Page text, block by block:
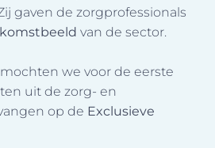
gaven de zorgprofessionals
van de sector.
mochten we voor de eerste
uit de zorg- en
op de Exclusieve